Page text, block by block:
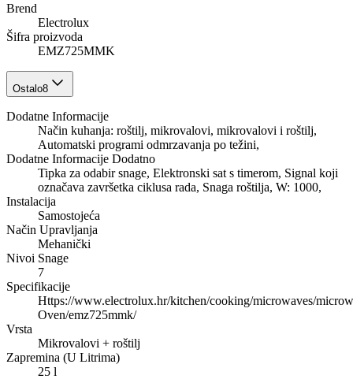
Brend
Electrolux
Šifra proizvoda
EMZ725MMK
Ostalo8
Dodatne Informacije
Način kuhanja: roštilj, mikrovalovi, mikrovalovi i roštilj,
Automatski programi odmrzavanja po težini,
Dodatne Informacije Dodatno
Tipka za odabir snage, Elektronski sat s timerom, Signal koji
označava završetka ciklusa rada, Snaga roštilja, W: 1000,
Instalacija
Samostojeća
Način Upravljanja
Mehanički
Nivoi Snage
7
Specifikacije
Https://www.electrolux.hr/kitchen/cooking/microwaves/
Oven/emz725mmk/
Vrsta
Mikrovalovi + roštilj
Zapremina (U Litrima)
25 l